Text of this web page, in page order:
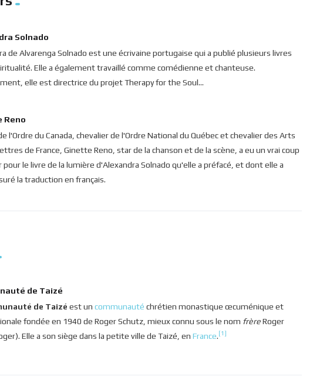
à chacun de nous, de savoir faire les bons choix pour s’engager sur la voie de
ce que nous désirons, il faudrait apprendre à ôter de notre coeur le sentiment de
et remplir tout notre être de la joie exactement comme si nous avions
Ciel… La gratitude et la reconnaissance constituent un levier incontournable dans
de l’être et permettent d’obtenir tout ce que l’on désire. C’est le fondement de
est déjà là, et rendre grâce à Dieu pour cela. Lorsque nous gardons
pensée et ce merveilleux sentiment de joie, nos désirs se manifestent dans le
écoute ce message de lumière.
Solnado
de Alvarenga Solnado est une écrivaine portugaise qui a publié plusieurs livres
Elle a également travaillé comme comédienne et chanteuse.
elle est directrice du projet Therapy for the Soul...
Reno
l'Ordre du Canada, chevalier de l'Ordre National du Québec et chevalier des Arts
de France, Ginette Reno, star de la chanson et de la scène, a eu un vrai coup
pour le livre de la lumière d'Alexandra Solnado qu'elle a préfacé, et dont elle a
la traduction en français.
de Taizé
de Taizé est un communauté chrétien monastique œcuménique et
fondée en 1940 de Roger Schutz, mieux connu sous le nom frèreRoger
Elle a son siège dans la petite ville de Taizé, en France.[1]